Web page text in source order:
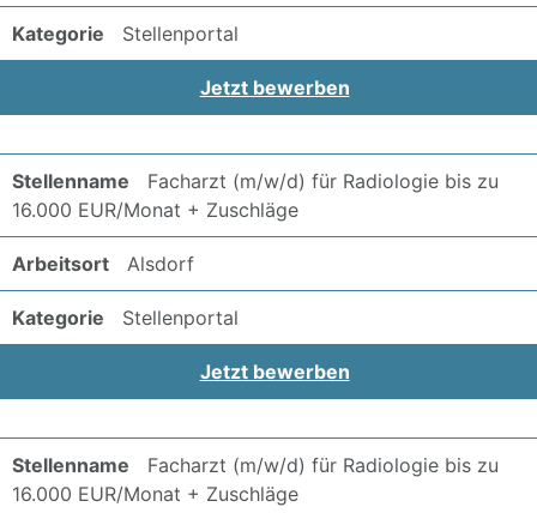
Stellenportal
Jetzt bewerben
Facharzt (m/w/d) für Radiologie bis zu
16.000 EUR/Monat + Zuschläge
Alsdorf
Stellenportal
Jetzt bewerben
Facharzt (m/w/d) für Radiologie bis zu
16.000 EUR/Monat + Zuschläge